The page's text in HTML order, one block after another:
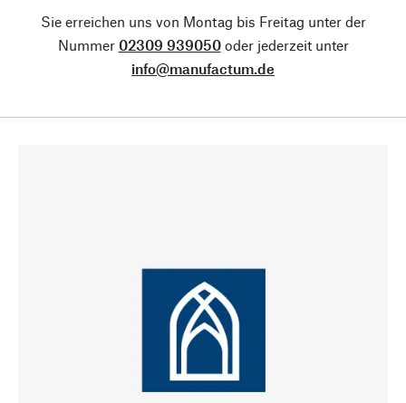
Sie erreichen uns von Montag bis Freitag unter der
Nummer 02309 939050oder jederzeit unter
info@manufactum.de